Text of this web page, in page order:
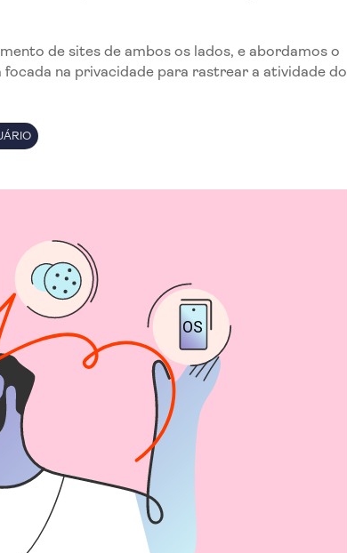
de sites de ambos os lados, e abordamos o
na privacidade para rastrear a atividade do